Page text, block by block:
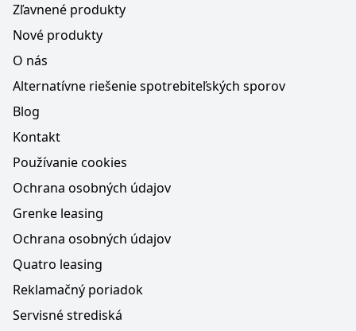
Zľavnené produkty
Nové produkty
O nás
Alternatívne riešenie spotrebiteľských sporov
Blog
Kontakt
Používanie cookies
Ochrana osobných údajov
Grenke leasing
Ochrana osobných údajov
Quatro leasing
Reklamačný poriadok
Servisné strediská